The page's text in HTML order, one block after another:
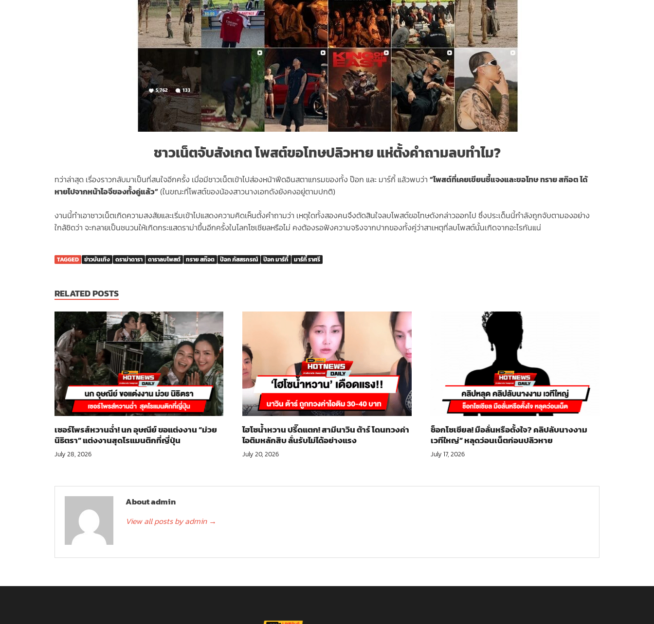
ชาวเน็ตจับสังเกต โพสต์ขอโทษปลิวหาย แห่ตั้งคำถามลบทำไม?
ทว่าล่าสุด เรื่องราวกลับมาเป็นที่สนใจอีกครั้ง เมื่อมีชาวเน็ตเข้าไปส่องหน้าฟีดอินสตาแกรมของทั้ง ป๊อก และ มาร์กี้ แล้วพบว่า “โพสต์ที่เคยเขียนชี้แจงและขอโทษ ทราย สก๊อต ได้
หายไปจากหน้าไอจีของทั้งคู่แล้ว”(ในขณะที่โพสต์ของน้องสาวนางเอกดังยังคงอยู่ตามปกติ)
งานนี้ทำเอาชาวเน็ตเกิดความสงสัยและเริ่มเข้าไปแสดงความคิดเห็นตั้งคำถามว่า เหตุใดทั้งสองคนจึงตัดสินใจลบโพสต์ขอโทษดังกล่าวออกไป ซึ่งประเด็นนี้กำลังถูกจับตามองอย่าง
ใกล้ชิดว่า จะกลายเป็นชนวนให้เกิดกระแสดราม่าขึ้นอีกครั้งในโลกโซเชียลหรือไม่ คงต้องรอฟังความจริงจากปากของทั้งคู่ว่าสาเหตุที่ลบโพสต์นั้นเกิดจากอะไรกันแน่
TAGGED ข่าวบันเทิง ดราม่าดารา ดาราลบโพสต์ ทราย สก๊อต ป๊อก ภัสสรกรณ์ ป๊อก มาร์กี้ มาร์กี้ ราศรี
RELATED POSTS
เซอร์ไพรส์หวานฉ่ำ! นก อุษณีย์ ขอแต่งงาน “ม่วย
นิธิตรา” แต่งงานสุดโรแมนติกที่ญี่ปุ่น
July 28, 2026
ไฮโซน้ำหวาน ปรี๊ดแตก! สามีนาวิน ต้าร์ โดนทวงค่า
ไอติมหลักสิบ ลั่นรับไม่ได้อย่างแรง
July 20, 2026
ช็อกโซเชียล! มือลั่นหรือตั้งใจ? คลิปลับนางงาม
เวทีใหญ่” หลุดว่อนเน็ตก่อนปลิวหาย
July 17, 2026
About admin
View all posts by admin →